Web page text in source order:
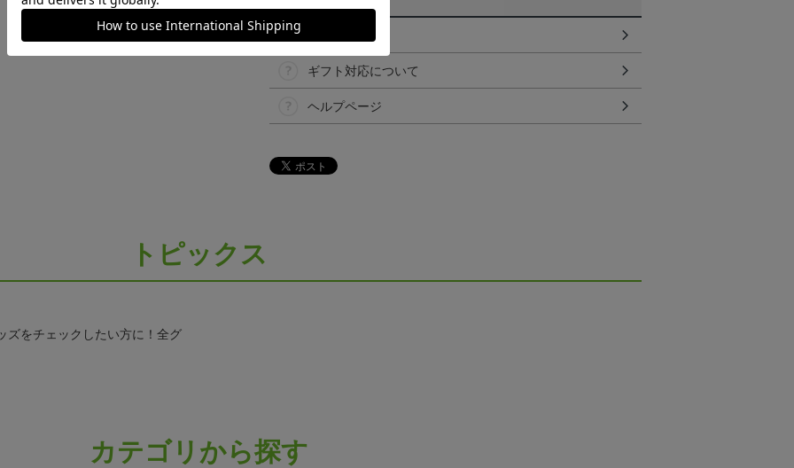
ギフト対応について
ヘルプページ
トピックス
ズをチェックしたい方に！全グ
カテゴリから探す